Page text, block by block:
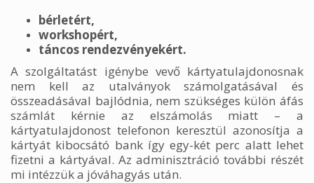
bérletért,
workshopért,
táncos rendezvényekért.
A szolgáltatást igénybe vevő kártyatulajdonosnak
nem kell az utalványok számolgatásával és
összeadásával bajlódnia, nem szükséges külön áfás
számlát kérnie az elszámolás miatt – a
kártyatulajdonost telefonon keresztül azonosítja a
kártyát kibocsátó bank így egy-két perc alatt lehet
fizetni a kártyával. Az adminisztráció további részét
mi intézzük a jóváhagyás után.